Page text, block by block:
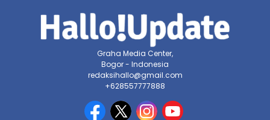
Graha Media Center,
Bogor - Indonesia
redaksihallo@gmail.com
+628557777888